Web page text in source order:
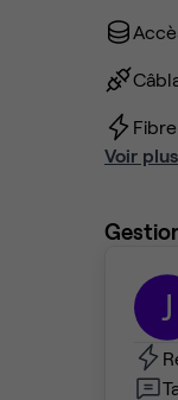
Fibre
Voir plus
J